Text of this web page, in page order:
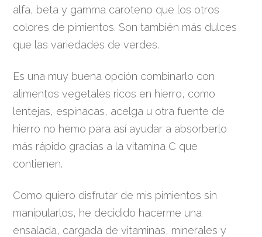
alfa, beta y gamma caroteno que los otros
colores de pimientos. Son también más dulces
que las variedades de verdes.
Es una muy buena opción combinarlo con
alimentos vegetales ricos en hierro, como
lentejas, espinacas, acelga u otra fuente de
hierro no hemo para así ayudar a absorberlo
más rápido gracias a la vitamina C que
contienen.
Como quiero disfrutar de mis pimientos sin
manipularlos, he decidido hacerme una
ensalada, cargada de vitaminas, minerales y